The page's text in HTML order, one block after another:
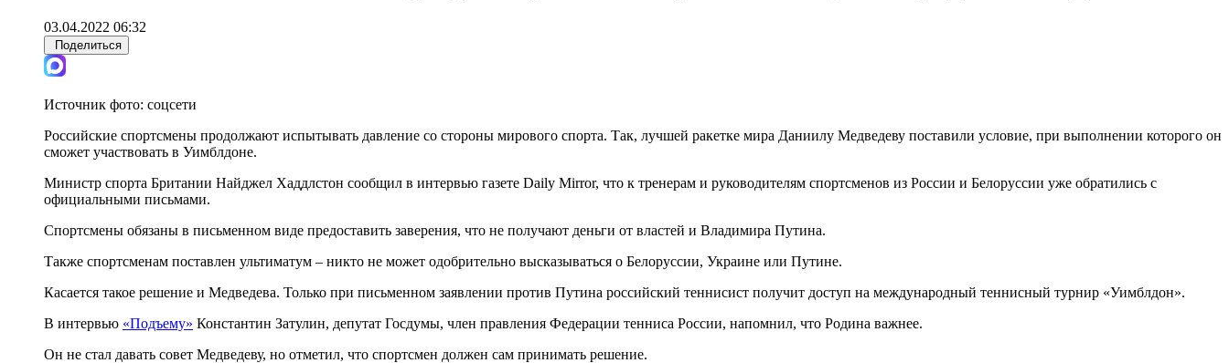
03.04.2022 06:32
Поделиться
Источник фото: соцсети
Российские спортсмены продолжают испытывать давление со стороны мирового спорта. Так, лучшей ракетке мира Даниилу Медведеву поставили условие, при выполнении которого он
сможет участвовать в Уимблдоне.
Министр спорта Британии Найджел Хаддлстон сообщил в интервью газете Daily Mirror, что к тренерам и руководителям спортсменов из России и Белоруссии уже обратились с
официальными письмами.
Спортсмены обязаны в письменном виде предоставить заверения, что не получают деньги от властей и Владимира Путина.
Также спортсменам поставлен ультиматум – никто не может одобрительно высказываться о Белоруссии, Украине или Путине.
Касается такое решение и Медведева. Только при письменном заявлении против Путина российский теннисист получит доступ на международный теннисный турнир «Уимблдон».
В интервью «Подъему» Константин Затулин, депутат Госдумы, член правления Федерации тенниса России, напомнил, что Родина важнее.
Он не стал давать совет Медведеву, но отметил, что спортсмен должен сам принимать решение.